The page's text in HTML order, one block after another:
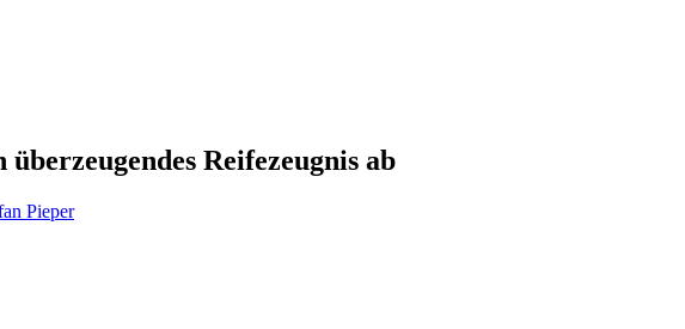
Reifezeugnis ab
Pieper